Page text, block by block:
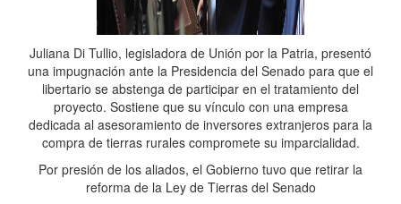
Juliana Di Tullio, legisladora de Unión por la Patria, presentó
una impugnación ante la Presidencia del Senado para que el
libertario se abstenga de participar en el tratamiento del
proyecto. Sostiene que su vínculo con una empresa
dedicada al asesoramiento de inversores extranjeros para la
compra de tierras rurales compromete su imparcialidad.
Por presión de los aliados, el Gobierno tuvo que retirar la
reforma de la Ley de Tierras del Senado